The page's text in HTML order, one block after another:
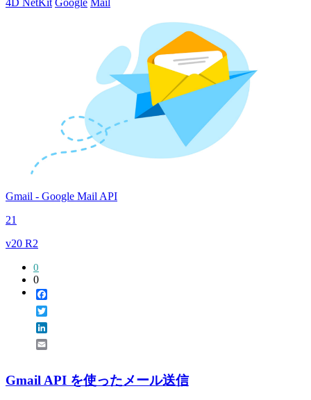
Gmail - Google Mail API
21
v20 R2
0
0
Gmail API を使ったメール送信